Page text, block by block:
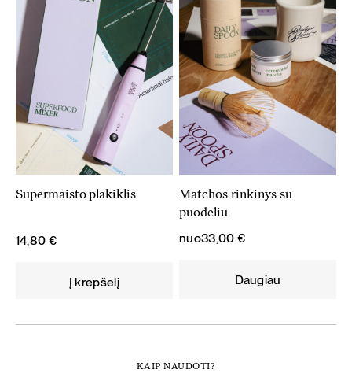
Supermaisto plakiklis
14,80 €
Į krepšelį
Matchos rinkinys su
puodeliu
nuo33,00 €
Daugiau
KAIP NAUDOTI?